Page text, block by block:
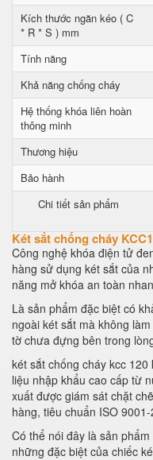
Kích thước ngăn kéo ( C
* R * S ) mm
Tính năng
Khả năng chống cháy
Hệ thống khóa liên hoàn
thông minh
Thương hiệu
Bảo hành
Chi tiết sản phẩm
Két sắt chống cháy
Công nghệ khóa điện tử
hàng sử dụng két sắt của
năng mở khóa an toàn
Là sản phẩm đặc biệt có
ngoài két sắt mà không
tờ chưa đựng bên trong
két sắt chống cháy kcc
liệu nhập khẩu cao cấp từ
xuất được giám sát chặt
hàng, tiêu chuẩn ISO
Có thể nói đây là sản
những đặc biệt của chiếc